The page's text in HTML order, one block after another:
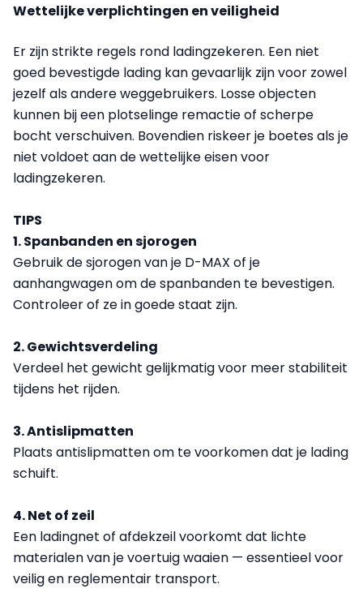
Wettelijke verplichtingen en veiligheid
Er zijn strikte regels rond ladingzekeren. Een niet
goed bevestigde lading kan gevaarlijk zijn voor zowel
jezelf als andere weggebruikers. Losse objecten
kunnen bij een plotselinge remactie of scherpe
bocht verschuiven. Bovendien riskeer je boetes als je
niet voldoet aan de wettelijke eisen voor
ladingzekeren.
TIPS
1. Spanbanden en sjorogen
Gebruik de sjorogen van je D-MAX of je
aanhangwagen om de spanbanden te bevestigen.
Controleer of ze in goede staat zijn.
2. Gewichtsverdeling
Verdeel het gewicht gelijkmatig voor meer stabiliteit
tijdens het rijden.
3. Antislipmatten
Plaats antislipmatten om te voorkomen dat je lading
schuift.
4. Net of zeil
Een ladingnet of afdekzeil voorkomt dat lichte
materialen van je voertuig waaien — essentieel voor
veilig en reglementair transport.